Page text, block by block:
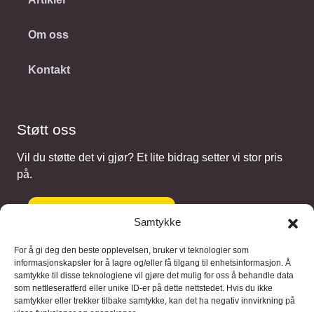
Samtykke
For å gi deg den beste opplevelsen, bruker vi teknologier som
informasjonskapsler for å lagre og/eller få tilgang til enhetsinformasjon. Å
samtykke til disse teknologiene vil gjøre det mulig for oss å behandle data
som nettleseratferd eller unike ID-er på dette nettstedet. Hvis du ikke
samtykker eller trekker tilbake samtykke, kan det ha negativ innvirkning på
Om oss
Kontakt
Støtt oss
Vil du støtte det vi gjør? Et lite bidrag setter vi stor pris
på.
Gi et bidrag
Samarbeidspartnere